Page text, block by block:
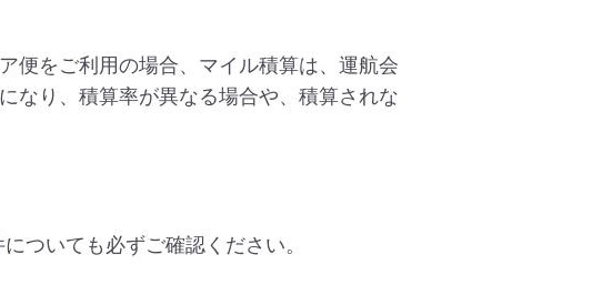
便をご利用の場合、マイル積算は、運航会
なり、積算率が異なる場合や、積算されな
ついても必ずご確認ください。